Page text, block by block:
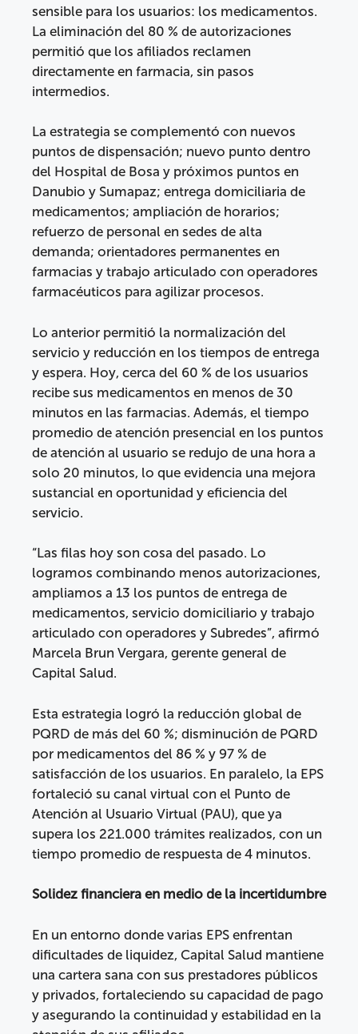
sensible para los usuarios: los medicamentos.
La eliminación del 80 % de autorizaciones
permitió que los afiliados reclamen
directamente en farmacia, sin pasos
intermedios.
La estrategia se complementó con nuevos
puntos de dispensación; nuevo punto dentro
del Hospital de Bosa y próximos puntos en
Danubio y Sumapaz; entrega domiciliaria de
medicamentos; ampliación de horarios;
refuerzo de personal en sedes de alta
demanda; orientadores permanentes en
farmacias y trabajo articulado con operadores
farmacéuticos para agilizar procesos.
Lo anterior permitió la normalización del
servicio y reducción en los tiempos de entrega
y espera. Hoy, cerca del 60 % de los usuarios
recibe sus medicamentos en menos de 30
minutos en las farmacias. Además, el tiempo
promedio de atención presencial en los puntos
de atención al usuario se redujo de una hora a
solo 20 minutos, lo que evidencia una mejora
sustancial en oportunidad y eficiencia del
servicio.
“Las filas hoy son cosa del pasado. Lo
logramos combinando menos autorizaciones,
ampliamos a 13 los puntos de entrega de
medicamentos, servicio domiciliario y trabajo
articulado con operadores y Subredes”, afirmó
Marcela Brun Vergara, gerente general de
Capital Salud.
Esta estrategia logró la reducción global de
PQRD de más del 60 %; disminución de PQRD
por medicamentos del 86 % y 97 % de
satisfacción de los usuarios. En paralelo, la EPS
fortaleció su canal virtual con el Punto de
Atención al Usuario Virtual (PAU), que ya
supera los 221.000 trámites realizados, con un
tiempo promedio de respuesta de 4 minutos.
Solidez financiera en medio de la incertidumbre
En un entorno donde varias EPS enfrentan
dificultades de liquidez, Capital Salud mantiene
una cartera sana con sus prestadores públicos
y privados, fortaleciendo su capacidad de pago
y asegurando la continuidad y estabilidad en la